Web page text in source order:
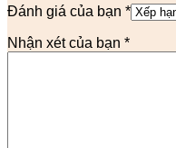
Đánh giá của bạn *
Nhận xét của bạn *